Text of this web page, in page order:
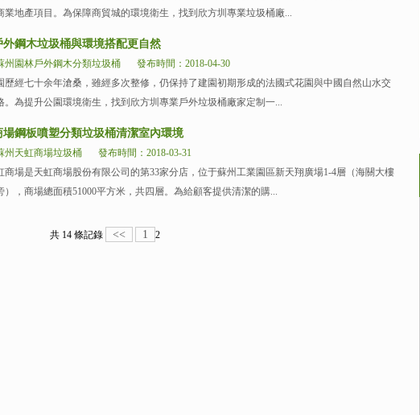
業地產項目。為保障商貿城的環境衛生，找到欣方圳專業垃圾桶廠...
外鋼木垃圾桶與環境搭配更自然
州園林戶外鋼木分類垃圾桶
發布時間：2018-04-30
七十余年滄桑，雖經多次整修，仍保持了建園初期形成的法國式花園與中國自然山水交
。為提升公園環境衛生，找到欣方圳專業戶外垃圾桶廠家定制一...
場鋼板噴塑分類垃圾桶清潔室內環境
州天虹商場垃圾桶
發布時間：2018-03-31
是天虹商場股份有限公司的第33家分店，位于蘇州工業園區新天翔廣場1-4層（海關大樓
），商場總面積51000平方米，共四層。為給顧客提供清潔的購...
共 14 條記錄 << 1 2